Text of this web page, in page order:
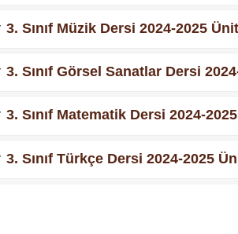
3. Sınıf Müzik Dersi 2024-2025
3. Sınıf Görsel Sanatlar Dersi
3. Sınıf Matematik Dersi 2024-
3. Sınıf Türkçe Dersi 2024-2025